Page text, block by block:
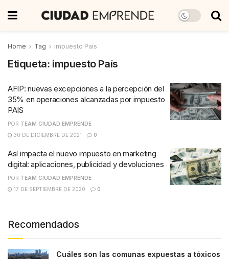
Home Tag impuesto País
Etiqueta: impuesto País
AFIP: nuevas excepciones a la percepción del
35% en operaciones alcanzadas por impuesto
PAIS
POR TEAM CIUDAD EMPRENDE
30 DE DICIEMBRE DE 2021
0
Así impacta el nuevo impuesto en marketing
digital: aplicaciones, publicidad y devoluciones
POR TEAM CIUDAD EMPRENDE
17 DE SEPTIEMBRE DE 2020
0
Recomendados
Cuáles son las comunas expuestas a tóxicos